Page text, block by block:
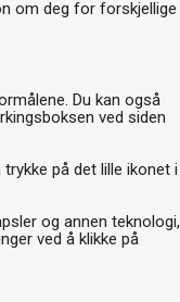
om deg for forskjellige
Du kan også
ved siden
på det lille ikonet i
og annen teknologi,
ved å klikke på